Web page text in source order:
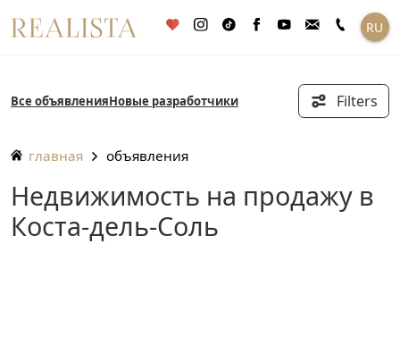
RU
Все объявления Новые разработчики Filters
главная объявления
Недвижимость на продажу в
Коста-дель-Соль